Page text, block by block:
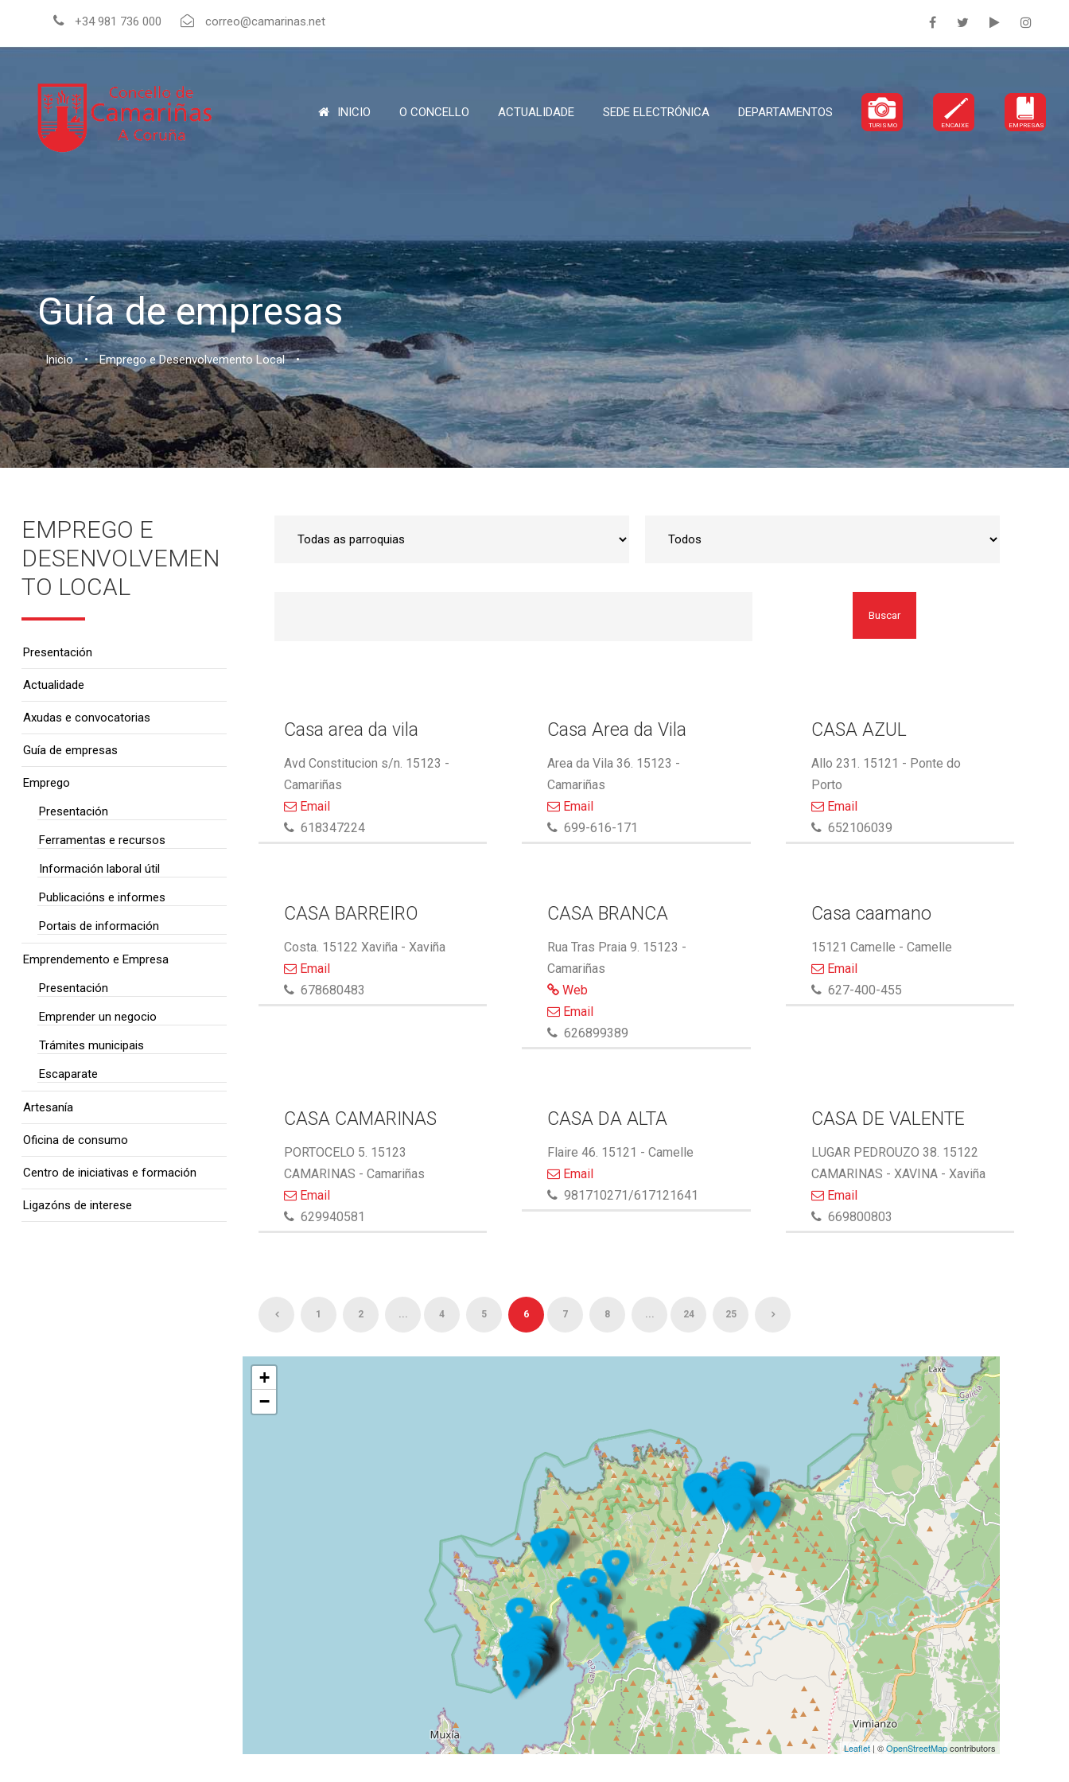
+34 981 736 000 correo@camarinas.net
INICIO O CONCELLO ACTUALIDADE SEDE ELECTRÓNICA DEPARTAMENTOS
TURISMO ENCAIXE EMPRESAS
Guía de empresas
Inicio • Emprego e Desenvolvemento Local •
Buscar
Casa area da vila
Avd Constitucion s/n. 15123 -
Camariñas
Email
618347224
Casa Area da Vila
Area da Vila 36. 15123 -
Camariñas
Email
699-616-171
CASA AZUL
Allo 231. 15121 - Ponte do
Porto
Email
652106039
CASA BARREIRO
Costa. 15122 Xaviña - Xaviña
Email
678680483
CASA BRANCA
Rua Tras Praia 9. 15123 -
Camariñas
Web
Email
626899389
Casa caamano
15121 Camelle - Camelle
Email
627-400-455
CASA CAMARINAS
PORTOCELO 5. 15123
CAMARINAS - Camariñas
Email
629940581
CASA DA ALTA
Flaire 46. 15121 - Camelle
Email
981710271/617121641
CASA DE VALENTE
LUGAR PEDROUZO 38. 15122
CAMARINAS - XAVINA - Xaviña
Email
669800803
1 2 ... 4 5 6 7 8 ... 24 25
+
−
Leaflet | ©OpenStreetMapcontributors
EMPREGO E
DESENVOLVEMEN
TO LOCAL
Presentación
Actualidade
Axudas e convocatorias
Guía de empresas
Emprego
Presentación
Ferramentas e recursos
Información laboral útil
Publicacións e informes
Portais de información
Emprendemento e Empresa
Presentación
Emprender un negocio
Trámites municipais
Escaparate
Artesanía
Oficina de consumo
Centro de iniciativas e formación
Ligazóns de interese